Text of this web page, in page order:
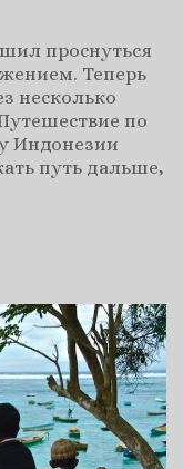
проснуться
Теперь
несколько
по
Индонезии
путь дальше,